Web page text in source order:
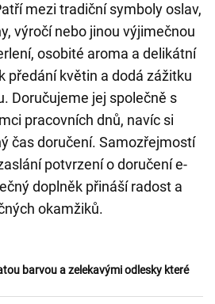
mezi tradiční symboly oslav,
výročí nebo jinou výjimečnou
osobité aroma a delikátní
předání květin a dodá zážitku
Doručujeme jej společně s
pracovních dnů, navíc si
čas doručení. Samozřejmostí
potvrzení o doručení e-
doplněk přináší radost a
okamžiků.
barvou a zelekavými odlesky které